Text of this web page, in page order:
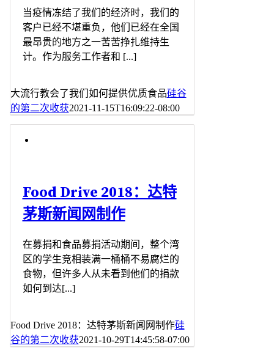
当疫情冻结了我们的经济时，我们的
客户已经不堪重负，他们已经在全国
最昂贵的地方之一苦苦挣扎维持生
计。作为服务工作者和 [...]
大流行教会了我们如何提供优质食品硅谷
的第二次收获2021-11-15T16:09:22-08:00
Food Drive 2018：达特
茅斯新闻网制作
在募捐和食品募捐活动期间，整个湾
区的学生竞相装满一桶桶不易腐烂的
食物，但许多人从未看到他们的捐款
如何到达[...]
Food Drive 2018：达特茅斯新闻网制作硅
谷的第二次收获2021-10-29T14:45:58-07:00